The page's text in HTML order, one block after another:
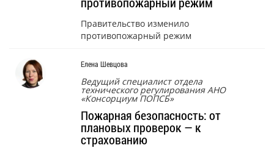
Правительство изменило
противопожарный режим
Елена Шевцова
Ведущий специалист отдела
технического регулирования АНО
«Консорциум ПОПСБ»
Пожарная безопасность: от
плановых проверок — к
страхованию